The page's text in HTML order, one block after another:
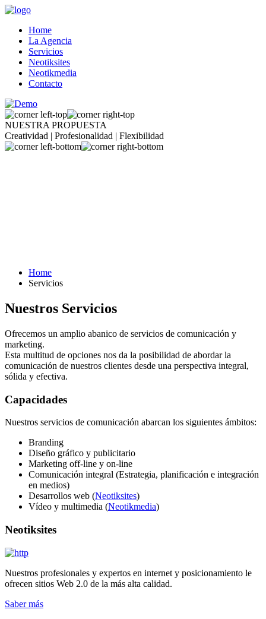
Home
La Agencia
Servicios
Neotiksites
Neotikmedia
Contacto
NUESTRA PROPUESTA
Creatividad | Profesionalidad | Flexibilidad
Home
Servicios
Nuestros Servicios
Ofrecemos un amplio abanico de servicios de comunicación y
marketing.
Esta multitud de opciones nos da la posibilidad de abordar la
comunicación de nuestros clientes desde una perspectiva integral,
sólida y efectiva.
Capacidades
Nuestros servicios de comunicación abarcan los siguientes ámbitos:
Branding
Diseño gráfico y publicitario
Marketing off-line y on-line
Comunicación integral (Estrategia, planificación e integración
en medios)
Desarrollos web (Neotiksites)
Vídeo y multimedia (Neotikmedia)
Neotiksites
Nuestros profesionales y expertos en internet y posicionamiento le
ofrecen sitios Web 2.0 de la más alta calidad.
Saber más